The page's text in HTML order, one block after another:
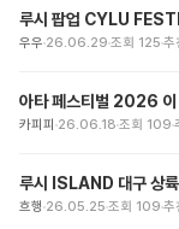
우우 26.06.29 조회 125 추
아타 페스티벌 2026 이
카피피 26.06.18 조회 109
루시 ISLAND 대구 상
흐행 26.05.25 조회 109 추